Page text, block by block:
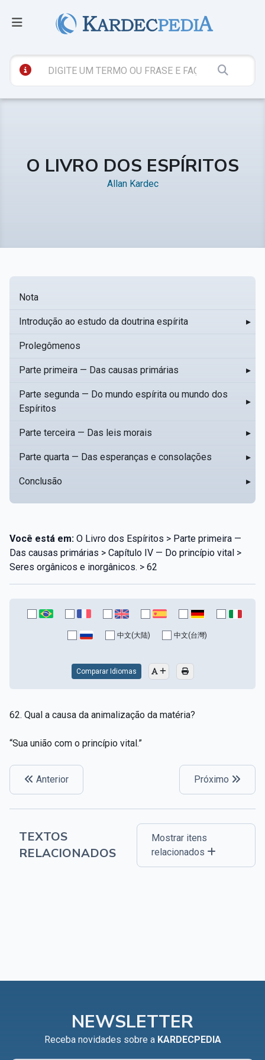
O LIVRO DOS ESPÍRITOS
Allan Kardec
Nota
Introdução ao estudo da doutrina espírita ▸
Prolegômenos
Parte primeira — Das causas primárias ▸
Parte segunda — Do mundo espírita ou mundo dos
Espíritos
▸
Parte terceira — Das leis morais ▸
Parte quarta — Das esperanças e consolações ▸
Conclusão ▸
Você está em: O Livro dos Espíritos > Parte primeira —
Das causas primárias > Capítulo IV — Do princípio vital >
Seres orgânicos e inorgânicos. > 62
中文(大陆) 中文(台灣)
Comparar Idiomas
62. Qual a causa da animalização da matéria?
“Sua união com o princípio vital.”
Anterior Próximo
TEXTOS
RELACIONADOS
Mostrar itens
relacionados
NEWSLETTER
Receba novidades sobre a KARDECPEDIA